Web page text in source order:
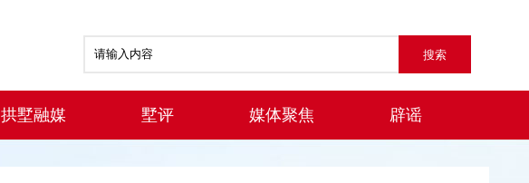
拱墅融媒 墅评 媒体聚焦 辟谣